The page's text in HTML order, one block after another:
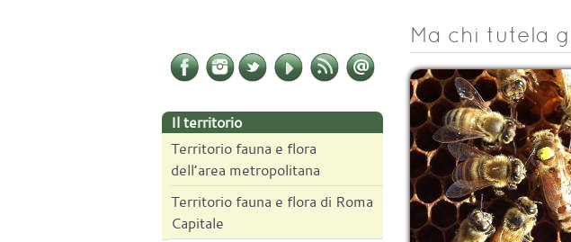
Il territorio
Territorio fauna e flora
dell’area metropolitana
Territorio fauna e flora di Roma
Capitale
Ma chi tutela